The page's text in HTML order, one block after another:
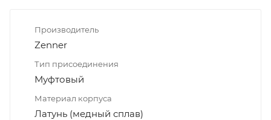
Производитель
Zenner
Тип присоединения
Муфтовый
Материал корпуса
Латунь (медный сплав)